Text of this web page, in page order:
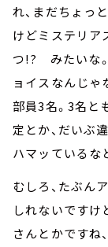
れ、まだちょっ
けどミステリア
つ!? みたいな
ョイスなんじゃ
部員3名。3名と
定とか、だいぶ
ハマッているな
むしろ、たぶん
しれないですけ
さんとかですね